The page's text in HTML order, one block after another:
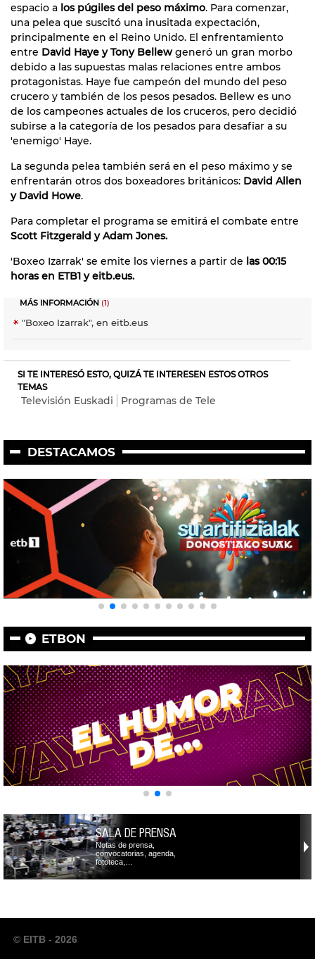
espacio a los púgiles del peso máximo. Para comenzar,
una pelea que suscitó una inusitada expectación,
principalmente en el Reino Unido. El enfrentamiento
entre David Haye y Tony Bellew generó un gran morbo
debido a las supuestas malas relaciones entre ambos
protagonistas. Haye fue campeón del mundo del peso
crucero y también de los pesos pesados. Bellew es uno
de los campeones actuales de los cruceros, pero decidió
subirse a la categoría de los pesados para desafiar a su
'enemigo' Haye.
La segunda pelea también será en el peso máximo y se
enfrentarán otros dos boxeadores británicos: David Allen
y David Howe.
Para completar el programa se emitirá el combate entre
Scott Fitzgerald y Adam Jones.
'Boxeo Izarrak' se emite los viernes a partir de las 00:15
horas en ETB1 y eitb.eus.
MÁS INFORMACIÓN (1)
"Boxeo Izarrak", en eitb.eus
SI TE INTERESÓ ESTO, QUIZÁ TE INTERESEN ESTOS OTROS
TEMAS
Televisión Euskadi Programas de Tele
DESTACAMOS
ETBON
SALA DE PRENSA
Notas de prensa,
convocatorias, agenda,
fototeca,…
© EITB - 2026